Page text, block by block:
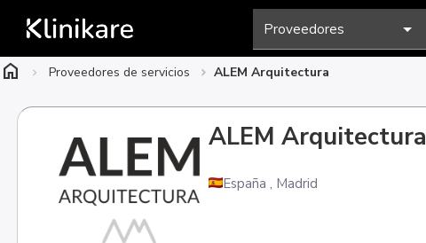
home Proveedores de servicios ALEM Arquitectura
ALEM Arquitectura
España , Madrid